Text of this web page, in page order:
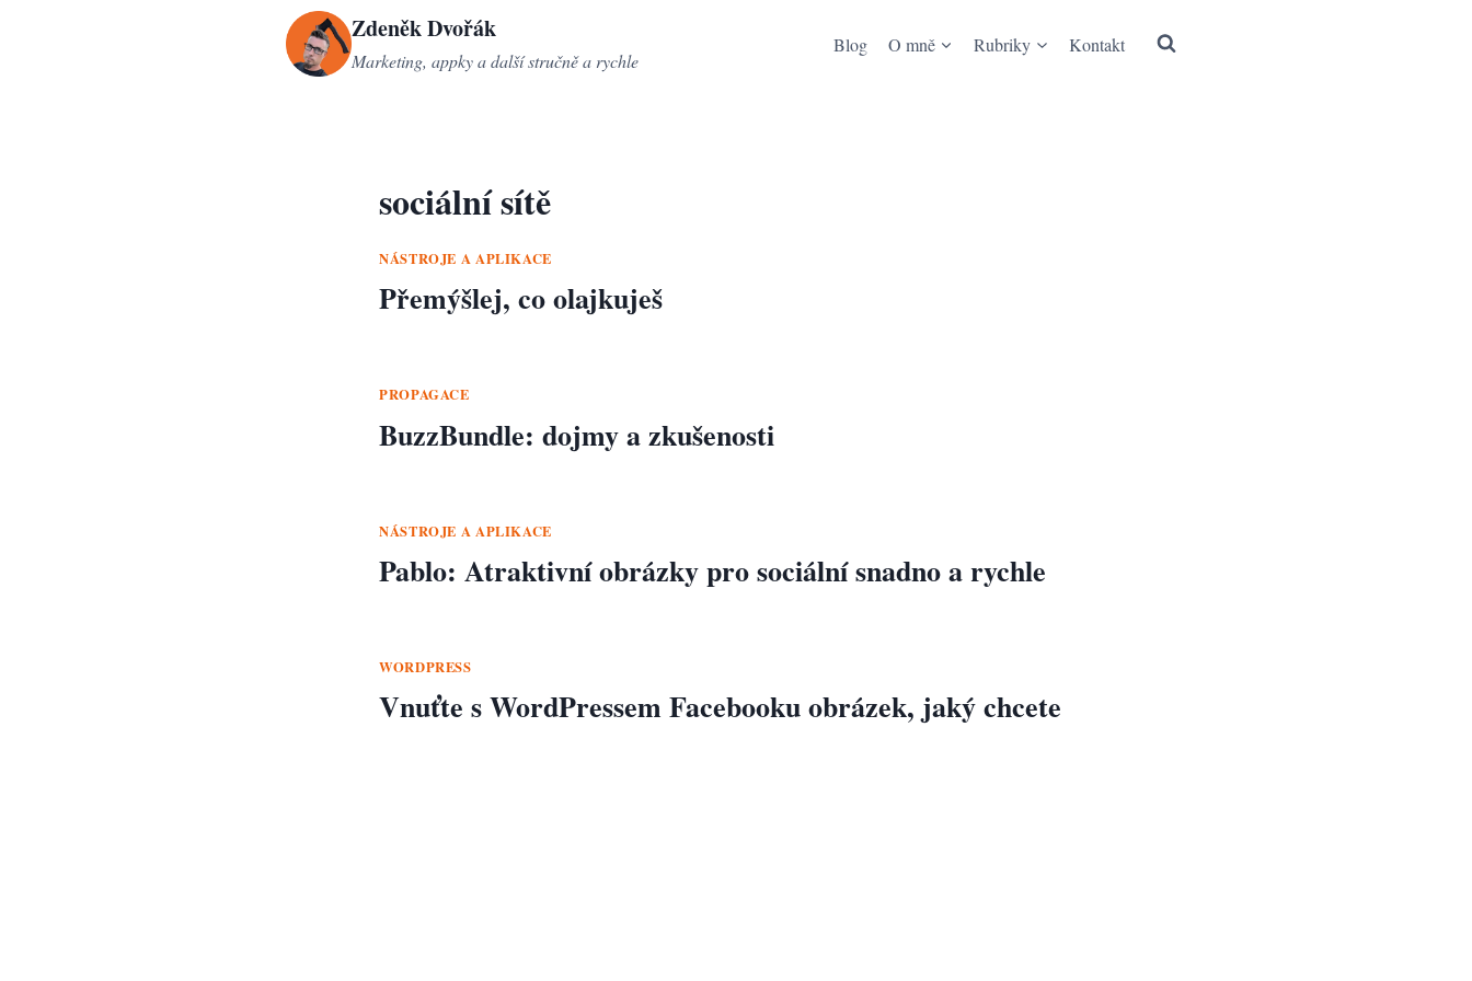
Zdeněk Dvořák
Marketing, appky a další stručně a rychle
Blog O mně Rubriky Kontakt
sociální sítě
NÁSTROJE A APLIKACE
Přemýšlej, co olajkuješ
PROPAGACE
BuzzBundle: dojmy a zkušenosti
NÁSTROJE A APLIKACE
Pablo: Atraktivní obrázky pro sociální snadno a rychle
WORDPRESS
Vnuťte s WordPressem Facebooku obrázek, jaký chcete